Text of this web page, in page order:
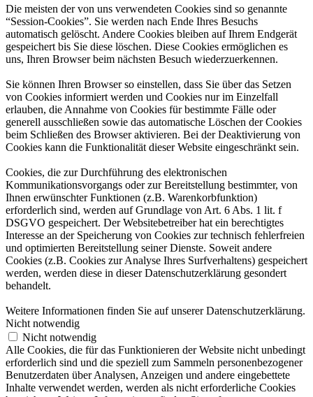
Die meisten der von uns verwendeten Cookies sind so genannte
“Session-Cookies”. Sie werden nach Ende Ihres Besuchs
automatisch gelöscht. Andere Cookies bleiben auf Ihrem Endgerät
gespeichert bis Sie diese löschen. Diese Cookies ermöglichen es
uns, Ihren Browser beim nächsten Besuch wiederzuerkennen.
Sie können Ihren Browser so einstellen, dass Sie über das Setzen
von Cookies informiert werden und Cookies nur im Einzelfall
erlauben, die Annahme von Cookies für bestimmte Fälle oder
generell ausschließen sowie das automatische Löschen der Cookies
beim Schließen des Browser aktivieren. Bei der Deaktivierung von
Cookies kann die Funktionalität dieser Website eingeschränkt sein.
Cookies, die zur Durchführung des elektronischen
Kommunikationsvorgangs oder zur Bereitstellung bestimmter, von
Ihnen erwünschter Funktionen (z.B. Warenkorbfunktion)
erforderlich sind, werden auf Grundlage von Art. 6 Abs. 1 lit. f
DSGVO gespeichert. Der Websitebetreiber hat ein berechtigtes
Interesse an der Speicherung von Cookies zur technisch fehlerfreien
und optimierten Bereitstellung seiner Dienste. Soweit andere
Cookies (z.B. Cookies zur Analyse Ihres Surfverhaltens) gespeichert
werden, werden diese in dieser Datenschutzerklärung gesondert
behandelt.
Weitere Informationen finden Sie auf unserer Datenschutzerklärung.
Nicht notwendig
Nicht notwendig
Alle Cookies, die für das Funktionieren der Website nicht unbedingt
erforderlich sind und die speziell zum Sammeln personenbezogener
Benutzerdaten über Analysen, Anzeigen und andere eingebettete
Inhalte verwendet werden, werden als nicht erforderliche Cookies